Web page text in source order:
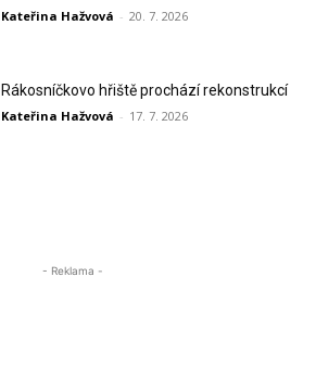
Kateřina Hažvová - 20. 7. 2026
Rákosníčkovo hřiště prochází rekonstrukcí
Kateřina Hažvová - 17. 7. 2026
- Reklama -